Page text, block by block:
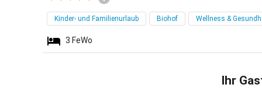
Kinder- und Familienurlaub Biohof Wellness &
3 FeWo
Ihr